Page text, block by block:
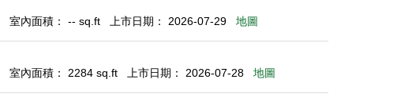
室內面積： -- sq.ft 上市日期： 2026-07-29 地圖
室內面積： 2284 sq.ft 上市日期： 2026-07-28 地圖